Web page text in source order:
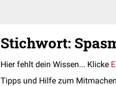
Stichwort:
Hier fehlt dein Wissen... Klicke
Tipps und Hilfe zum